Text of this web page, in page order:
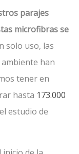
parajes
microfibras se
solo uso, las
han
tener en
hasta 173.000
estudio de